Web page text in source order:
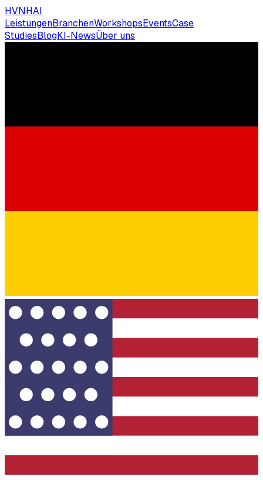
HVNHAI
LeistungenBranchenWorkshopsEventsCase
StudiesBlogKI-NewsÜber uns